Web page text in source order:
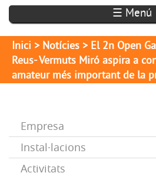
☰ Menú
Inici > Notícies > El 2n Open
Reus- Vermuts Miró aspira a
amateur més important de la
Empresa
Instal·lacions
Activitats